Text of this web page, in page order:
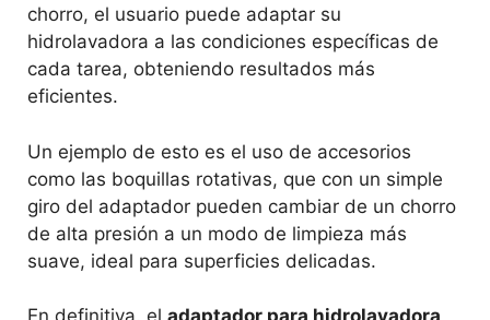
chorro, el usuario puede adaptar su
hidrolavadora a las condiciones específicas de
cada tarea, obteniendo resultados más
eficientes.
Un ejemplo de esto es el uso de accesorios
como las boquillas rotativas, que con un simple
giro del adaptador pueden cambiar de un chorro
de alta presión a un modo de limpieza más
suave, ideal para superficies delicadas.